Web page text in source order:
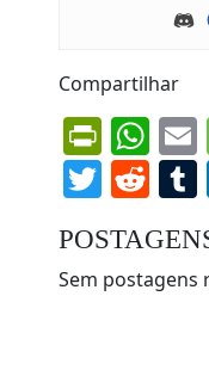
Compartilhar
Sem postagens